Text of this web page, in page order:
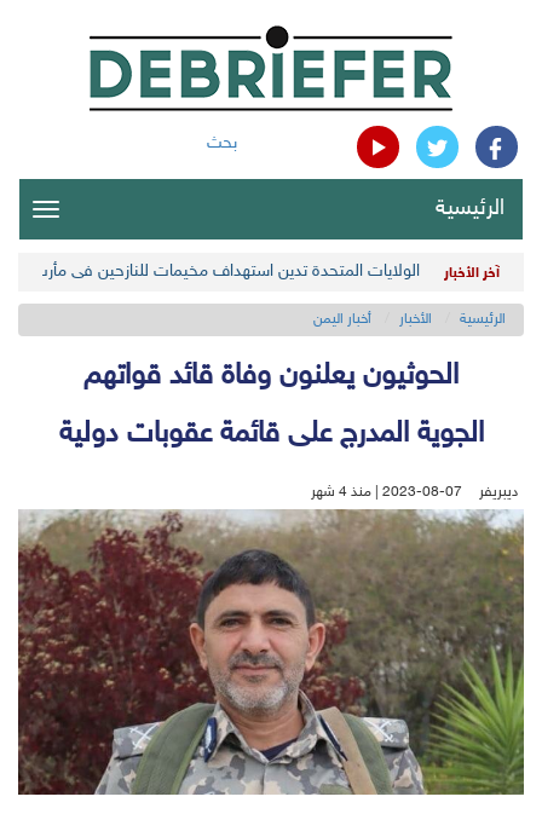
بحث
الرئيسية
آخر الأخبار الولايات المتحدة تدين استهداف مخيمات للنازحين في مأرب
الرئيسية الأخبار أخبار اليمن
الحوثيون يعلنون وفاة قائد قواتهم
الجوية المدرج على قائمة عقوبات دولية
ديبريفر 2023-08-07 | منذ 4 شهر